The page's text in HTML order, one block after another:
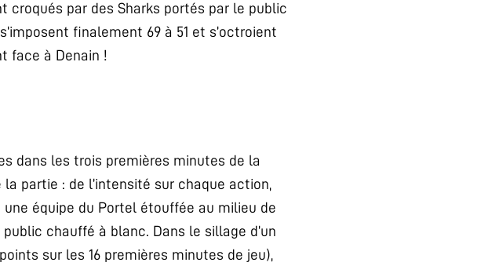
par des Sharks portés par le public
finalement 69 à 51 et s’octroient
face à Denain !
dans les trois premières minutes de la
partie : de l’intensité sur chaque action,
équipe du Portel étouffée au milieu de
chauffé à blanc. Dans le sillage d’un
sur les 16 premières minutes de jeu),